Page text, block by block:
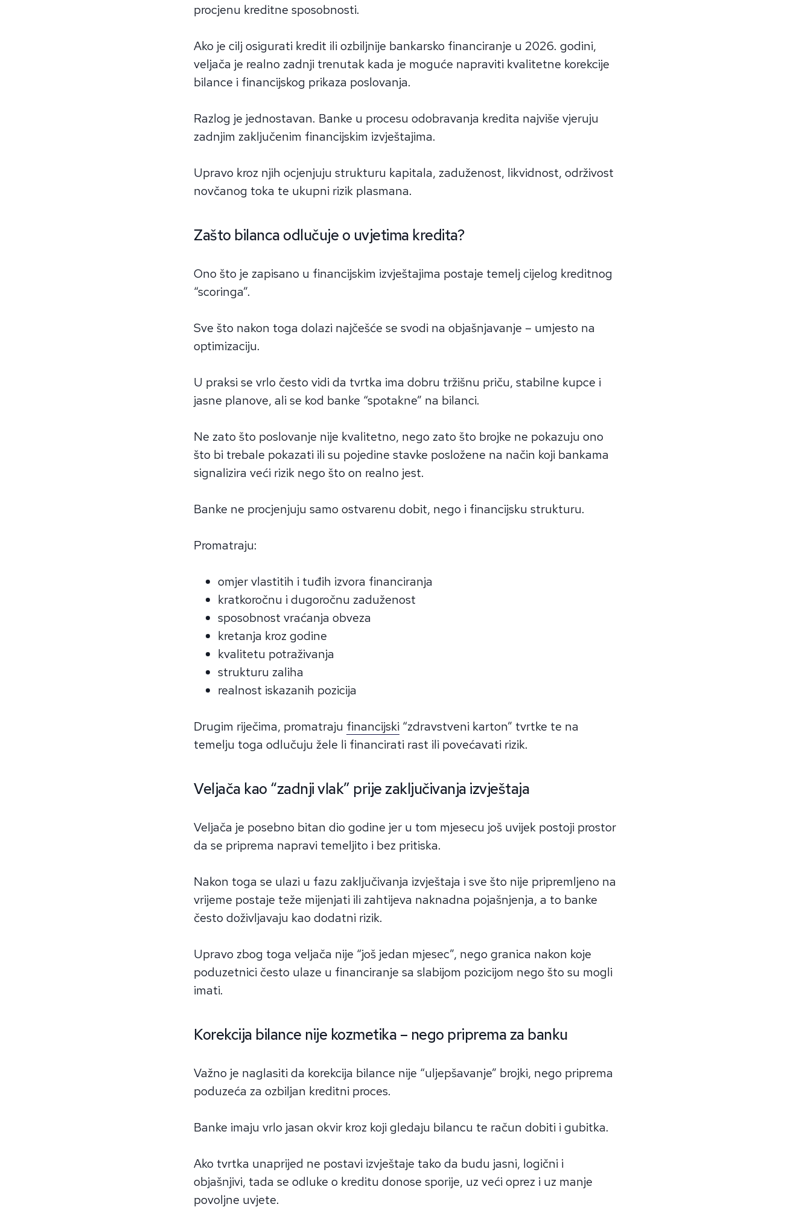
procjenu kreditne sposobnosti.
Ako je cilj osigurati kredit ili ozbiljnije bankarsko financiranje u 2026. godini,
veljača je realno zadnji trenutak kada je moguće napraviti kvalitetne korekcije
bilance i financijskog prikaza poslovanja.
Razlog je jednostavan. Banke u procesu odobravanja kredita najviše vjeruju
zadnjim zaključenim financijskim izvještajima.
Upravo kroz njih ocjenjuju strukturu kapitala, zaduženost, likvidnost, održivost
novčanog toka te ukupni rizik plasmana.
Zašto bilanca odlučuje o uvjetima kredita?
Ono što je zapisano u financijskim izvještajima postaje temelj cijelog kreditnog
“scoringa”.
Sve što nakon toga dolazi najčešće se svodi na objašnjavanje – umjesto na
optimizaciju.
U praksi se vrlo često vidi da tvrtka ima dobru tržišnu priču, stabilne kupce i
jasne planove, ali se kod banke “spotakne” na bilanci.
Ne zato što poslovanje nije kvalitetno, nego zato što brojke ne pokazuju ono
što bi trebale pokazati ili su pojedine stavke posložene na način koji bankama
signalizira veći rizik nego što on realno jest.
Banke ne procjenjuju samo ostvarenu dobit, nego i financijsku strukturu.
Promatraju:
omjer vlastitih i tuđih izvora financiranja
kratkoročnu i dugoročnu zaduženost
sposobnost vraćanja obveza
kretanja kroz godine
kvalitetu potraživanja
strukturu zaliha
realnost iskazanih pozicija
Drugim riječima, promatraju financijski “zdravstveni karton” tvrtke te na
temelju toga odlučuju žele li financirati rast ili povećavati rizik.
Veljača kao “zadnji vlak” prije zaključivanja izvještaja
Veljača je posebno bitan dio godine jer u tom mjesecu još uvijek postoji prostor
da se priprema napravi temeljito i bez pritiska.
Nakon toga se ulazi u fazu zaključivanja izvještaja i sve što nije pripremljeno na
vrijeme postaje teže mijenjati ili zahtijeva naknadna pojašnjenja, a to banke
često doživljavaju kao dodatni rizik.
Upravo zbog toga veljača nije “još jedan mjesec”, nego granica nakon koje
poduzetnici često ulaze u financiranje sa slabijom pozicijom nego što su mogli
imati.
Korekcija bilance nije kozmetika – nego priprema za banku
Važno je naglasiti da korekcija bilance nije “uljepšavanje” brojki, nego priprema
poduzeća za ozbiljan kreditni proces.
Banke imaju vrlo jasan okvir kroz koji gledaju bilancu te račun dobiti i gubitka.
Ako tvrtka unaprijed ne postavi izvještaje tako da budu jasni, logični i
objašnjivi, tada se odluke o kreditu donose sporije, uz veći oprez i uz manje
povoljne uvjete.